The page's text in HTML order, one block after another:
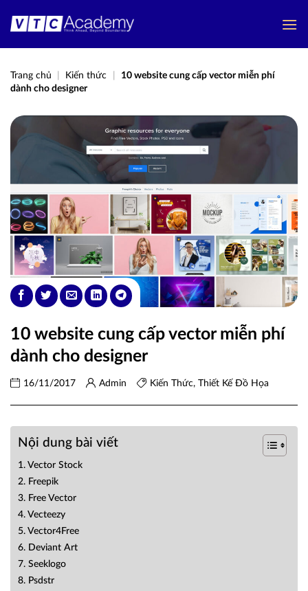
qua
Trang chủ Kiến thức
10 website cung cấp vector miễn phí
dành cho designer
10 website cung cấp vector miễn phí
dành cho designer
16/11/2017 Admin Kiến Thức, Thiết Kế Đồ Họa
Nội dung bài viết
1. Vector Stock
2. Freepik
3. Free Vector
4. Vecteezy
5. Vector4Free
6. Deviant Art
7. Seeklogo
8. Psdstr